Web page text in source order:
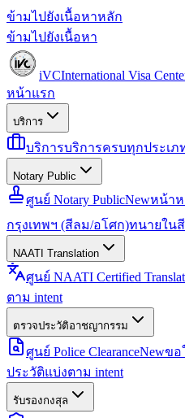
ข้ามไปยังเนื้อหาหลัก
ข้ามไปยังเนื้อหา
iVCInternational Visa
หน้าแรก
บริการ
บริการบริการครบทุกประเภ
Notary Public
ศูนย์ Notary PublicNewหน้าห
กรุงเทพฯ (สีลม/อโศก)ทนายใน
NAATI Translation
ศูนย์ NAATI Certified
ตาม intent
ตรวจประวัติอาชญากรรม
ศูนย์ Police ClearanceNewขอ
ประวัติแบ่งตาม intent
รับรองกงสุล